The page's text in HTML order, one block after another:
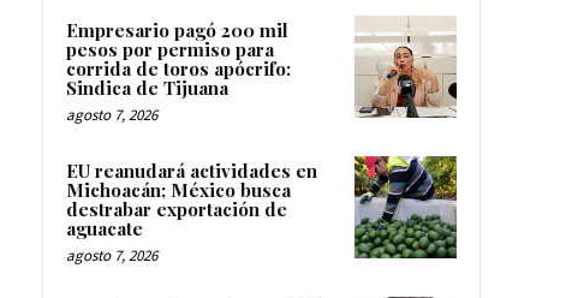
Empresario pagó 200 mil
pesos por permiso para
corrida de toros apócrifo:
Sindica de Tijuana
agosto 7, 2026
EU reanudará actividades en
Michoacán; México busca
destrabar exportación de
aguacate
agosto 7, 2026